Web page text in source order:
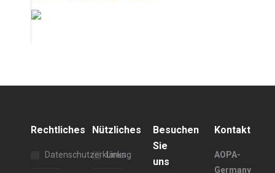
Rechtliches
Datenschutzerklärung
Nützliches
Links
Besuchen
Sie
uns
Kontakt
AOPA-
Germany